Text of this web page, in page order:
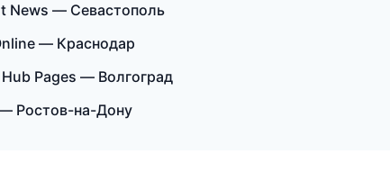
News — Севастополь
— Краснодар
Pages — Волгоград
Ростов-на-Дону